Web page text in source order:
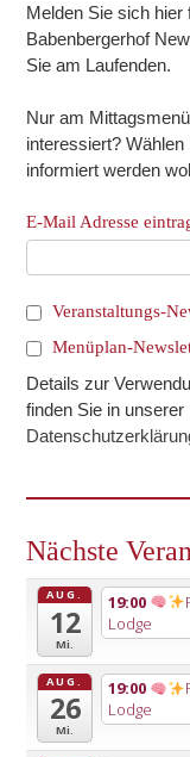
Melden Sie sich
Babenbergerhof
Sie am Laufenden.
Nur am
interessiert?
informiert werden
E-Mail Adresse
Veranstaltungs-
Menüplan-
Details zur
finden Sie in unserer
Nächste
AUG.
12
Mi.
19:00
Lodge
AUG.
26
Mi.
19:00
Lodge